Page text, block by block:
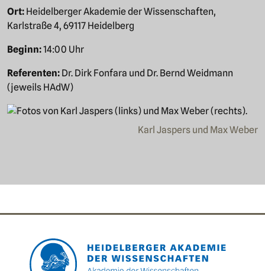
Ort: Heidelberger Akademie der Wissenschaften,
Karlstraße 4, 69117 Heidelberg
Beginn:14:00 Uhr
Referenten: Dr. Dirk Fonfara und Dr. Bernd Weidmann
(jeweils HAdW)
Bild
Karl Jaspers und Max Weber
Footer area one